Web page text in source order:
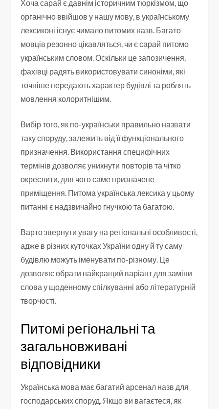
Хоча сарай є давнім історичним тюркізмом, що
органічно ввійшов у нашу мову, в українському
лексиконі існує чимало питомих назв. Багато
мовців резонно цікавляться, чи є сарай питомо
українським словом. Оскільки це запозичення,
фахівці радять використовувати синоніми, які
точніше передають характер будівлі та роблять
мовлення колоритнішим.
Вибір того, як по-українськи правильно назвати
таку споруду, залежить від її функціонального
призначення. Використання специфічних
термінів дозволяє уникнути повторів та чітко
окреслити, для чого саме призначене
приміщення. Питома українська лексика у цьому
питанні є надзвичайно гнучкою та багатою.
Варто звернути увагу на регіональні особливості,
адже в різних куточках України одну й ту саму
будівлю можуть іменувати по-різному. Це
дозволяє обрати найкращий варіант для заміни
слова у щоденному спілкуванні або літературній
творчості.
Питомі регіональні та
загальновживані
відповідники
Українська мова має багатий арсенал назв для
господарських споруд. Якщо ви вагаєтеся, як